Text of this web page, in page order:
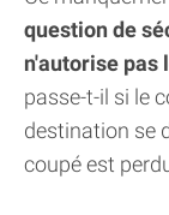
question de
n'autorise pas
passe-t-il si le
destination se
coupé est